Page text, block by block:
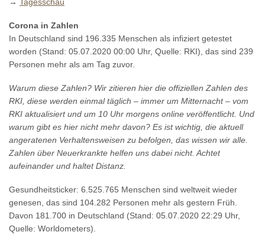
Corona in Zahlen
In Deutschland sind 196.335 Menschen als infiziert getestet
worden (Stand: 05.07.2020 00:00 Uhr, Quelle: RKI), das sind 239
Personen mehr als am Tag zuvor.
Warum diese Zahlen? Wir zitieren hier die offiziellen Zahlen des
RKI, diese werden einmal täglich – immer um Mitternacht – vom
RKI aktualisiert und um 10 Uhr morgens online veröffentlicht. Und
warum gibt es hier nicht mehr davon? Es ist wichtig, die aktuell
angeratenen Verhaltensweisen zu befolgen, das wissen wir alle.
Zahlen über Neuerkrankte helfen uns dabei nicht. Achtet
aufeinander und haltet Distanz.
Gesundheitsticker: 6.525.765 Menschen sind weltweit wieder
genesen, das sind 104.282 Personen mehr als gestern Früh.
Davon 181.700 in Deutschland (Stand: 05.07.2020 22:29 Uhr,
Quelle: Worldometers).